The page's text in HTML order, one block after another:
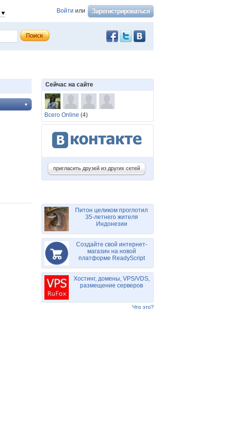
Войти или
Сейчас на сайте
Всего Online (4)
пригласить друзей из других сетей
Питон целиком проглотил
35-летнего жителя
Индонезии
Создайте свой интернет-
магазин на новой
платформе ReadyScript
Хостинг, домены, VPS/VDS,
размещение серверов
Что это?